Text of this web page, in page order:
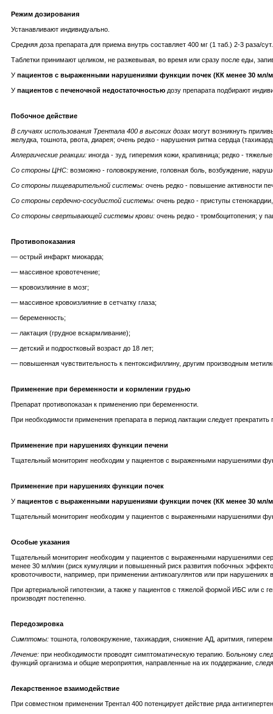
Режим дозирования
Устанавливают индивидуально.
Средняя доза препарата для приема внутрь составляет 400 мг (1 таб.) 2-3 раза/
Таблетки принимают целиком, не разжевывая, во время или сразу после еды,
У пациентов с выраженными нарушениями функции почек (КК менее 30 мл/
У пациентов с печеночной недостаточностью дозу препарата подбирают
Побочное действие
В случаях использования Трентала 400 в высоких дозах могут возникнуть
желудка, тошнота, рвота, диарея; очень редко - нарушения ритма сердца
Аллергические реакции: иногда - зуд, гиперемия кожи, крапивница; редко -
Со стороны ЦНС: возможно - головокружение, головная боль, возбуждение,
Со стороны пищеварительной системы: очень редко - повышение активности
Со стороны сердечно-сосудистой системы: очень редко - приступы
Со стороны свертывающей системы крови: очень редко - тромбоцитопения; у
Противопоказания
— острый инфаркт миокарда;
— массивное кровотечение;
— кровоизлияние в мозг;
— массивное кровоизлияние в сетчатку глаза;
— беременность;
— лактация (грудное вскармливание);
— детский и подростковый возраст до 18 лет;
— повышенная чувствительность к пентоксифиллину, другим производным
Применение при беременности и кормлении грудью
Препарат противопоказан к применению при беременности.
При необходимости применения препарата в период лактации следует прекратить
Применение при нарушениях функции печени
Тщательный мониторинг необходим у пациентов с выраженными нарушениями
Применение при нарушениях функции почек
У пациентов с выраженными нарушениями функции почек (КК менее 30 мл/
Тщательный мониторинг необходим у пациентов с выраженными нарушениями
Особые указания
Тщательный мониторинг необходим у пациентов с выраженными нарушениями
менее 30 мл/мин (риск кумуляции и повышенный риск развития побочных
кровоточивости, например, при применении антикоагулянтов или при
При артериальной гипотензии, а также у пациентов с тяжелой формой ИБС или
производят постепенно.
Передозировка
Cимптомы: тошнота, головокружение, тахикардия, снижение АД, аритмия,
Лечение: при необходимости проводят симптоматическую терапию. Больному
функций организма и общие мероприятия, направленные на их поддержание,
Лекарственное взаимодействие
При совместном применении Трентал 400 потенцирует действие ряда